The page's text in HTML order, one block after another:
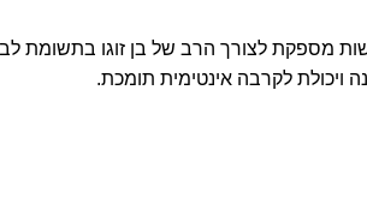
מספקת לצורך הרב של בן זוגו בתשומת לב
לקרבה אינטימית תומכת.